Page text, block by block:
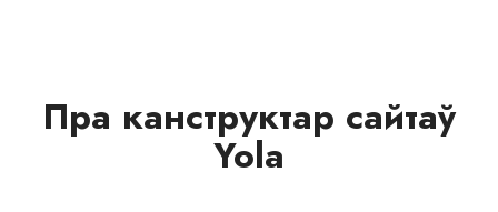
Пра канструктар сайтаў
Yola